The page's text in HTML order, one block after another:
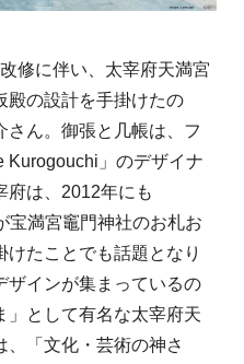
修に伴い、太宰府天満宮
殿の設計を手掛けたの
さん。御張と几帳は、フ
Kurogouchi」のデザイナ
府は、2012年にも
満宮竈門神社のお札お
たことでも話題となり
ザインが集まっているの
として有名な太宰府天
「文化・芸術の神さ